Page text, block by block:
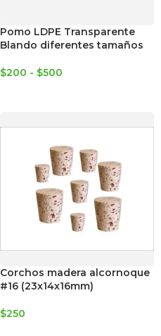
Pomo LDPE Transparente
Blando diferentes tamaños
$200 - $500
Corchos madera alcornoque
#16 (23x14x16mm)
$250